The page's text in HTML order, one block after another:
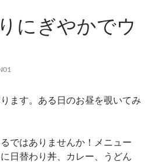
にぎやかでウ
ます。ある日のお昼を覗いてみ
ではありませんか！メニュー
日替わり丼、カレー、うどん